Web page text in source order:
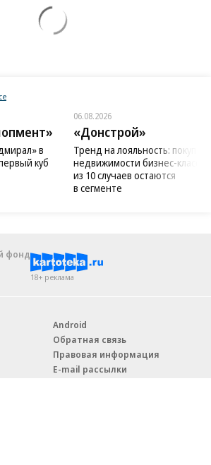
в
куб
06.08.2026
«Донстрой»
Тренд на лояльность:
недвижимости бизнес-класса
из 10 случаев остаются
в сегменте
фонд
18+ реклама
Android
Обратная связь
Правовая информация
E-mail рассылки